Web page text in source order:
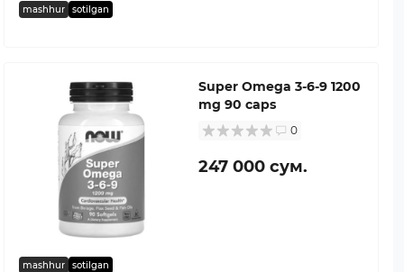
mashhur sotilgan
mashhur sotilgan
Super Omega 3-6-9 1200
mg 90 caps
0
247 000 сум.